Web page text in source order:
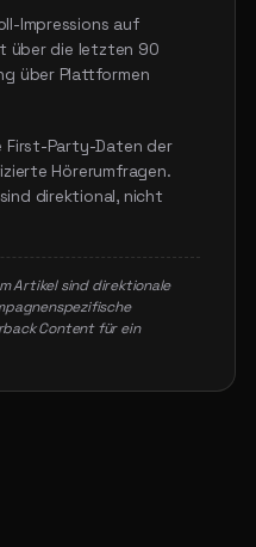
Impressions auf
über die letzten 90
über Plattformen
First-Party-Daten der
Hörerumfragen.
direktional, nicht
Artikel sind direktionale
Content für ein